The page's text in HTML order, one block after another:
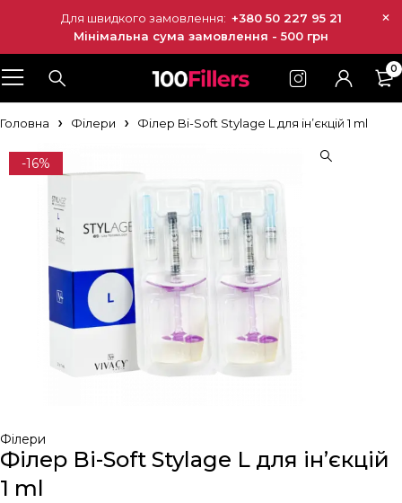
Для швидкого замовлення: +380 50 227 95 21
Мінімальна сума замовлення - 500 грн
0
Головна Філери Філер Bi-Soft Stylage L для ін’єкцій 1 ml
-16%
Філери
Філер Bi-Soft Stylage L для ін’єкцій
1 ml